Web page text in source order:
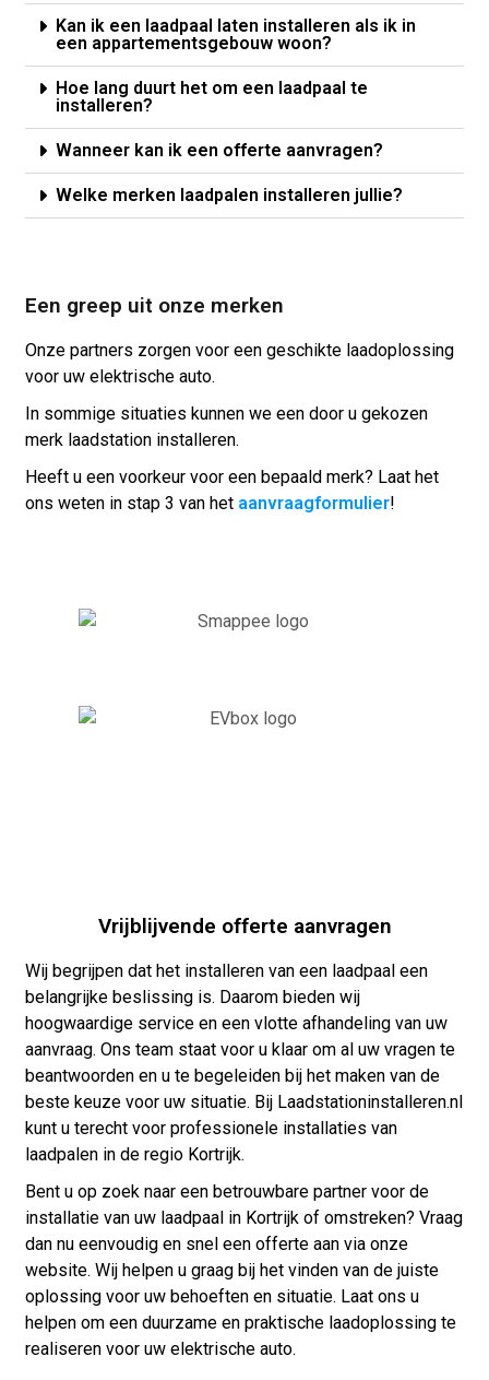
Kan ik een laadpaal laten installeren als ik in
een appartementsgebouw woon?
Hoe lang duurt het om een laadpaal te
installeren?
Wanneer kan ik een offerte aanvragen?
Welke merken laadpalen installeren jullie?
Een greep uit onze merken
Onze partners zorgen voor een geschikte laadoplossing
voor uw elektrische auto.
In sommige situaties kunnen we een door u gekozen
merk laadstation installeren.
Heeft u een voorkeur voor een bepaald merk? Laat het
ons weten in stap 3 van het aanvraagformulier!
Vrijblijvende offerte aanvragen
Wij begrijpen dat het installeren van een laadpaal een
belangrijke beslissing is. Daarom bieden wij
hoogwaardige service en een vlotte afhandeling van uw
aanvraag. Ons team staat voor u klaar om al uw vragen te
beantwoorden en u te begeleiden bij het maken van de
beste keuze voor uw situatie. Bij Laadstationinstalleren.nl
kunt u terecht voor professionele installaties van
laadpalen in de regio Kortrijk.
Bent u op zoek naar een betrouwbare partner voor de
installatie van uw laadpaal in Kortrijk of omstreken? Vraag
dan nu eenvoudig en snel een offerte aan via onze
website. Wij helpen u graag bij het vinden van de juiste
oplossing voor uw behoeften en situatie. Laat ons u
helpen om een duurzame en praktische laadoplossing te
realiseren voor uw elektrische auto.